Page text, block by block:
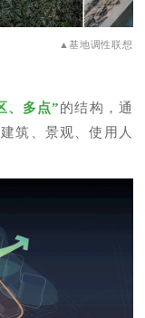
▲基地调性联想
、多点”的结构，通
建筑、景观、使用人